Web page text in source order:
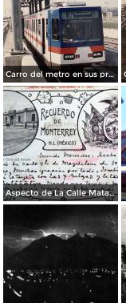
Carro del metro en sus primeras pruebas durante 1990
Aspecto de La Calle Matamoros ( Circulada el 8 de Abril de 1912 ).